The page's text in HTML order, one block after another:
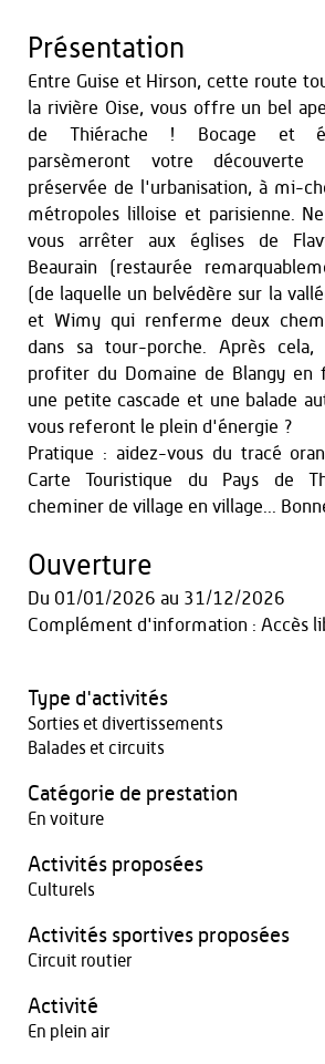
Présentation
Entre Guise et Hirson, cette route
la rivière Oise, vous offre un bel
de Thiérache ! Bocage et
parsèmeront votre
préservée de l'urbanisation, à mi-
métropoles lilloise et parisienne.
vous arrêter aux églises de
Beaurain (restaurée
(de laquelle un belvédère sur la
et Wimy qui renferme deux
dans sa tour-porche. Après cela,
profiter du Domaine de Blangy en
une petite cascade et une balade
vous referont le plein d'énergie ?
Pratique : aidez-vous du tracé
Carte Touristique du Pays de
cheminer de village en village...
Ouverture
Du 01/01/2026 au 31/12/2026
Complément d'information : Accès
Type d'activités
Sorties et divertissements
Balades et circuits
Catégorie de prestation
En voiture
Activités proposées
Culturels
Activités sportives proposées
Circuit routier
Activité
En plein air